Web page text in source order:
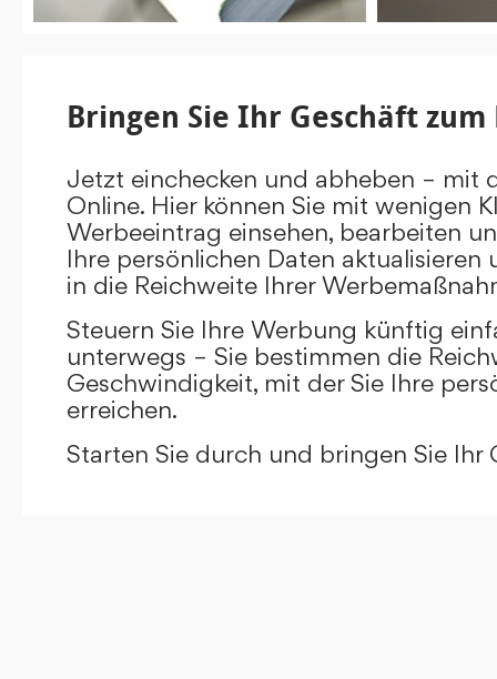
Bringen Sie Ihr Geschäft zum
Jetzt einchecken und abheben – mit
Online. Hier können Sie mit wenigen
Werbeeintrag einsehen, bearbeiten
Ihre persönlichen Daten aktualisieren
in die Reichweite Ihrer
Steuern Sie Ihre Werbung künftig
unterwegs – Sie bestimmen die
Geschwindigkeit, mit der Sie Ihre
erreichen.
Starten Sie durch und bringen Sie Ihr